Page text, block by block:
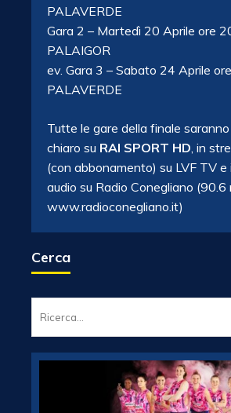
PALAVERDE
Gara 2 – Martedì 20 Aprile ore
PALAIGOR
ev. Gara 3 – Sabato 24 Aprile
PALAVERDE
Tutte le gare della finale
chiaro su RAI SPORT HD, in
(con abbonamento) su LVF TV
audio su Radio Conegliano (90.6
www.radioconegliano.it)
Cerca